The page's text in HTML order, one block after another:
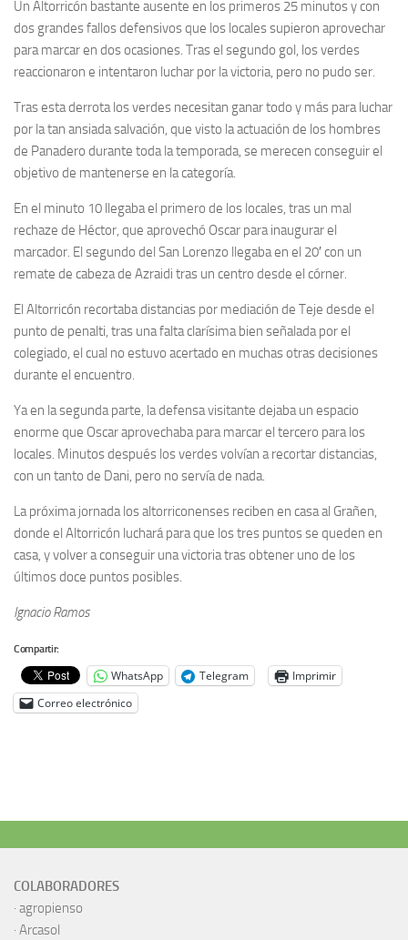
Un Altorricón bastante ausente en los primeros 25 minutos y con
dos grandes fallos defensivos que los locales supieron aprovechar
para marcar en dos ocasiones. Tras el segundo gol, los verdes
reaccionaron e intentaron luchar por la victoria, pero no pudo ser.
Tras esta derrota los verdes necesitan ganar todo y más para luchar
por la tan ansiada salvación, que visto la actuación de los hombres
de Panadero durante toda la temporada, se merecen conseguir el
objetivo de mantenerse en la categoría.
En el minuto 10 llegaba el primero de los locales, tras un mal
rechaze de Héctor, que aprovechó Oscar para inaugurar el
marcador. El segundo del San Lorenzo llegaba en el 20′ con un
remate de cabeza de Azraidi tras un centro desde el córner.
El Altorricón recortaba distancias por mediación de Teje desde el
punto de penalti, tras una falta clarísima bien señalada por el
colegiado, el cual no estuvo acertado en muchas otras decisiones
durante el encuentro.
Ya en la segunda parte, la defensa visitante dejaba un espacio
enorme que Oscar aprovechaba para marcar el tercero para los
locales. Minutos después los verdes volvían a recortar distancias,
con un tanto de Dani, pero no servía de nada.
La próxima jornada los altorriconenses reciben en casa al Grañen,
donde el Altorricón luchará para que los tres puntos se queden en
casa, y volver a conseguir una victoria tras obtener uno de los
últimos doce puntos posibles.
Ignacio Ramos
Compartir:
WhatsApp Telegram
Imprimir
Correo electrónico
COLABORADORES
· agropienso
· Arcasol